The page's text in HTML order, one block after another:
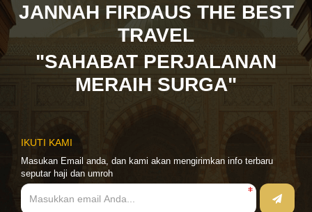
JANNAH FIRDAUS THE BEST
TRAVEL
"SAHABAT PERJALANAN
MERAIH SURGA"
IKUTI KAMI
Masukan Email anda, dan kami akan mengirimkan info terbaru
seputar haji dan umroh